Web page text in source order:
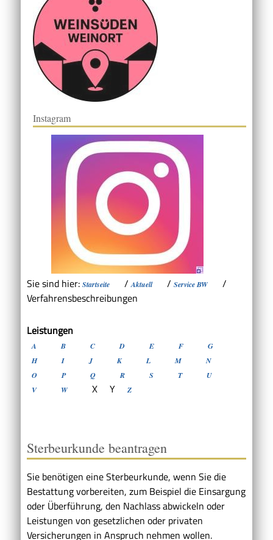
Instagram
Sie sind hier: Startseite /Aktuell / Service BW
/
Verfahrensbeschreibungen
Leistungen
A B C D E F
G
H
I J K L M
N
O
P Q R S T
U
V
W X Y Z
Sterbeurkunde beantragen
Sie benötigen eine Sterbeurkunde, wenn Sie die
Bestattung vorbereiten, zum Beispiel die Einsargung
oder Überführung, den Nachlass abwickeln oder
Leistungen von gesetzlichen oder privaten
Versicherungen in Anspruch nehmen wollen.